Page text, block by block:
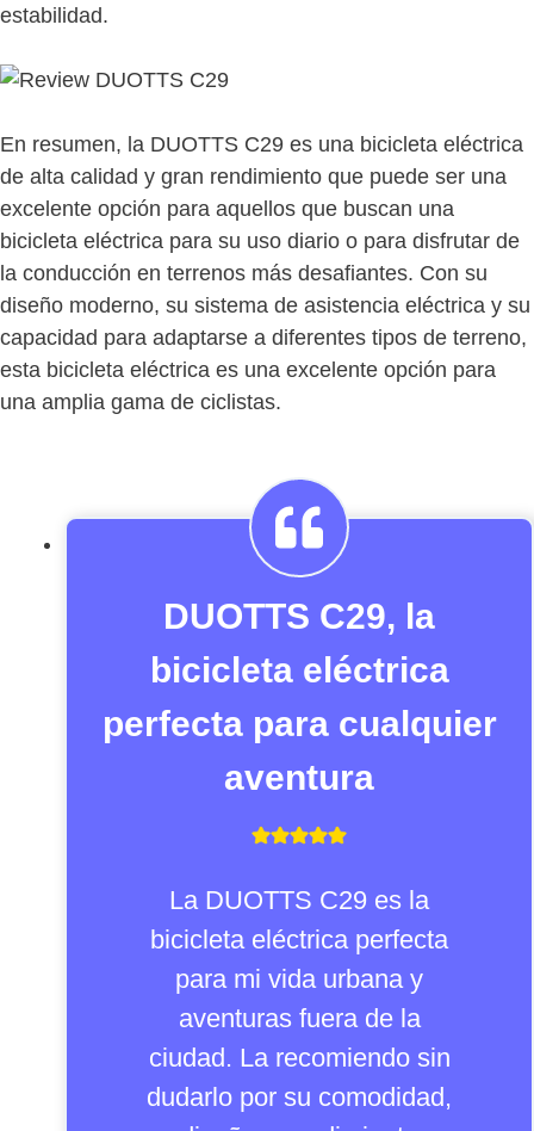
estabilidad.
En resumen, la DUOTTS C29 es una bicicleta eléctrica
de alta calidad y gran rendimiento que puede ser una
excelente opción para aquellos que buscan una
bicicleta eléctrica para su uso diario o para disfrutar de
la conducción en terrenos más desafiantes. Con su
diseño moderno, su sistema de asistencia eléctrica y su
capacidad para adaptarse a diferentes tipos de terreno,
esta bicicleta eléctrica es una excelente opción para
una amplia gama de ciclistas.
DUOTTS C29, la
bicicleta eléctrica
perfecta para cualquier
aventura
La DUOTTS C29 es la
bicicleta eléctrica perfecta
para mi vida urbana y
aventuras fuera de la
ciudad. La recomiendo sin
dudarlo por su comodidad,